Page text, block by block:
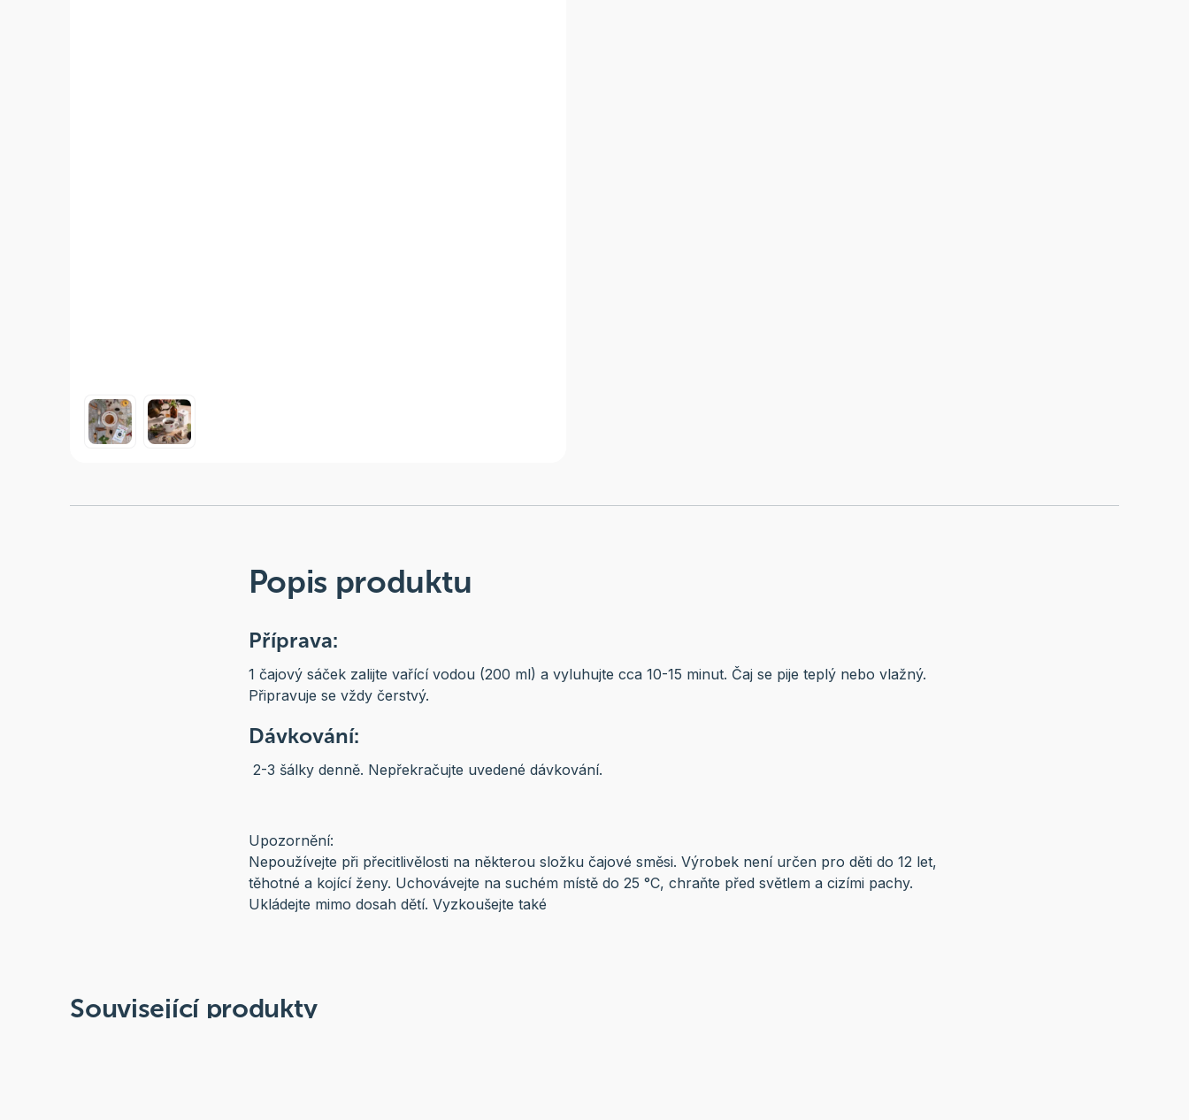
Popis produktu
Příprava:
1 čajový sáček zalijte vařící vodou (200 ml) a vyluhujte cca 10-15 minut. Čaj se pije teplý nebo vlažný.
Připravuje se vždy čerstvý.
Dávkování:
2-3 šálky denně. Nepřekračujte uvedené dávkování.
Upozornění:
Nepoužívejte při přecitlivělosti na některou složku čajové směsi. Výrobek není určen pro děti do 12 let,
těhotné a kojící ženy. Uchovávejte na suchém místě do 25 °C, chraňte před světlem a cizími pachy.
Ukládejte mimo dosah dětí. Vyzkoušejte také
Související produkty